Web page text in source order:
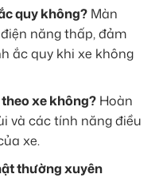
quy không? Màn
năng thấp, đảm
ắc quy khi xe không
xe không? Hoàn
và các tính năng điều
xe.
thường xuyên